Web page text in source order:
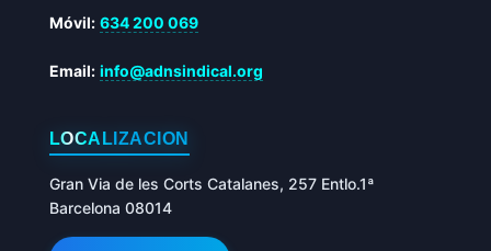
Móvil: 634 200 069
Email: info@adnsindical.org
LOCALIZACIÓN
Gran Via de les Corts Catalanes, 257 Entlo.1ª
Barcelona 08014